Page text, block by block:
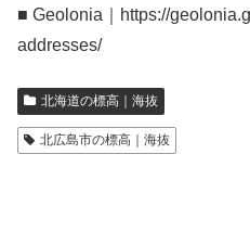
■ Geolonia｜https://
addresses/
北海道の標高｜海抜
北広島市の標高｜海抜